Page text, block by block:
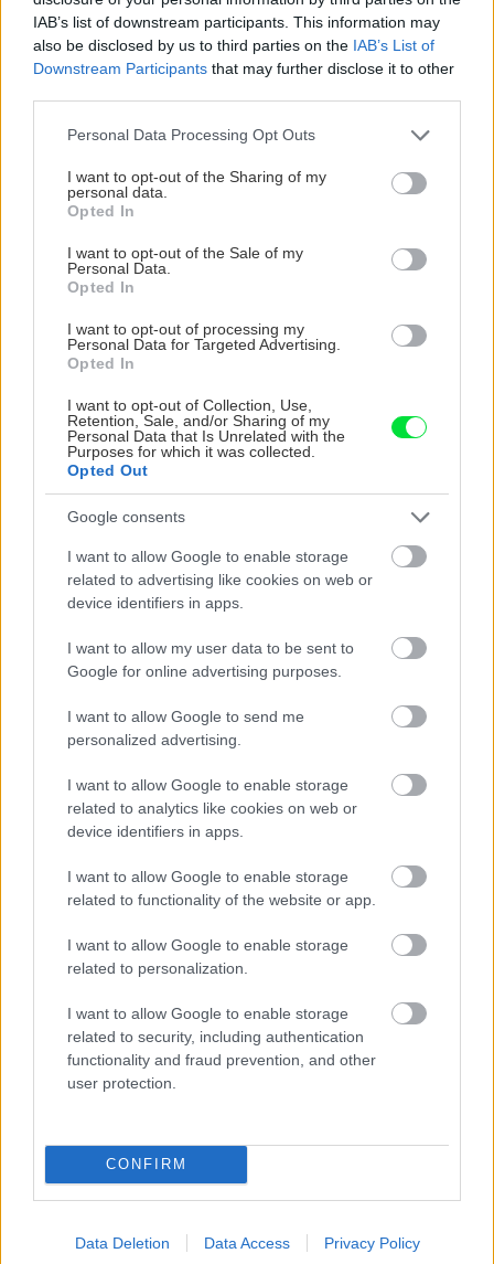
IAB’s list of downstream participants. This information may
also be disclosed by us to third parties on the IAB’s List of
Downstream Participants that may further disclose it to other
Please note that this website/app uses one or more Google
not limited to your visit or usage behaviour. You may click to
grant or deny consent to Google and its third-party tags to
use your data for below specified purposes in below Google
consent section.
Personal Data Processing Opt Outs
I want to opt-out of the Sharing of my
personal data.
Opted In
I want to opt-out of the Sale of my
Personal Data.
Opted In
I want to opt-out of processing my
Personal Data for Targeted Advertising.
Opted In
I want to opt-out of Collection, Use,
Retention, Sale, and/or Sharing of my
Personal Data that Is Unrelated with the
Purposes for which it was collected.
Opted Out
Google consents
I want to allow Google to enable storage
related to advertising like cookies on web or
device identifiers in apps.
I want to allow my user data to be sent to
Google for online advertising purposes.
I want to allow Google to send me
personalized advertising.
I want to allow Google to enable storage
related to analytics like cookies on web or
device identifiers in apps.
I want to allow Google to enable storage
related to functionality of the website or app.
I want to allow Google to enable storage
related to personalization.
I want to allow Google to enable storage
related to security, including authentication
functionality and fraud prevention, and other
user protection.
CONFIRM
Data Deletion Data Access Privacy Policy
ktorá pritiahne pohľady?
Vyrobte si takéto masívne
orechové svietidlo
potrubia v
ako to vyriešiť
ZÁHRADA
5 trvaliek s
panašovanými listami,
ktoré dodajú vášmu
záhonu celosezónny
šmrnc
Trvalky, ktoré znesú
sucho a teplo? Tieto
vysaďte na miesta, na
deň
Nemusí to byť len
krások, ktoré rozžiaria
vašu záhradu
rastliny? Pravda vás
možno prekvapí
CHALUPA
starú chalupu na
nepoznanie: Keď
vojdete dnu, zabudnete,
Čičmanoch si postavil
duchu tradícií